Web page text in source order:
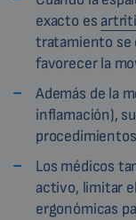
exacto es
tratamiento se
favorecer la
Además de la
inflamación),
Los médicos
activo, limitar
ergonómicas